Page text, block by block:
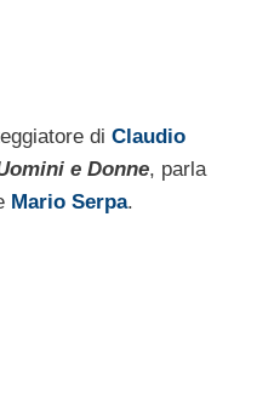
di Claudio
e Donne, parla
Mario Serpa.